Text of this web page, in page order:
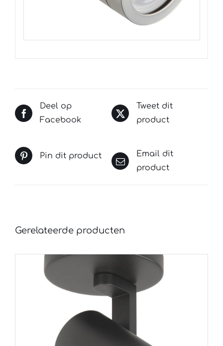
Deel op
Facebook
Tweet dit
product
Pin dit product
Email dit
product
Gerelateerde producten